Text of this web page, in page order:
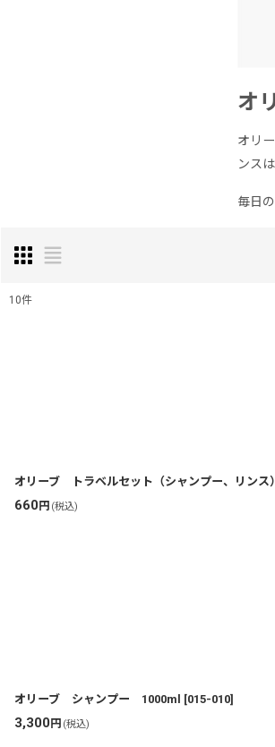
オ
オリ
ンス
毎日
10件
オリーブ トラベルセット（シャンプー、リン
660円 (税込)
オリーブ シャンプー 1000ml [015-010]
3,300円 (税込)